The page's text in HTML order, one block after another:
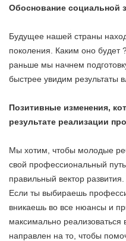
Обоснование социальной
Будущее нашей страны
поколения. Каким оно будет
раньше мы начнем
быстрее увидим результаты
Позитивные изменения,
результате реализации
Мы хотим, чтобы молодые
свой профессиональный
правильный вектор
Если ты выбираешь
вникаешь во все нюансы и
максимально
направлен на то, чтобы